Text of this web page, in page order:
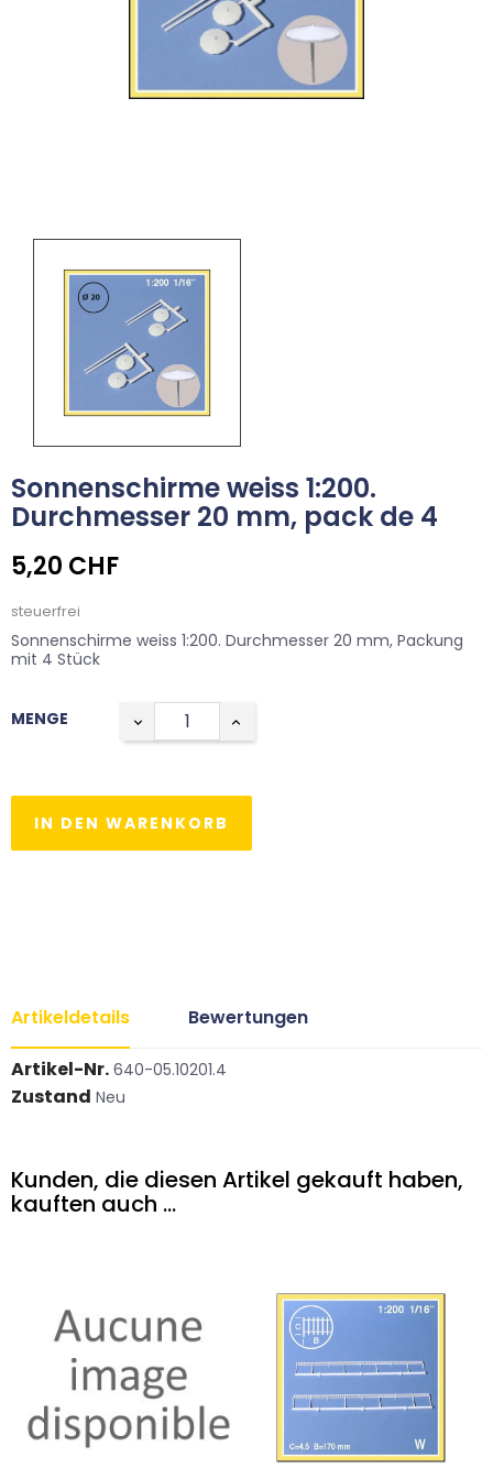
Sonnenschirme weiss 1:200.
Durchmesser 20 mm, pack de 4
5,20 CHF
steuerfrei
Sonnenschirme weiss 1:200. Durchmesser 20 mm, Packung
mit 4 Stück
MENGE
IN DEN WARENKORB
Artikeldetails Bewertungen
Artikel-Nr. 640-05.10201.4
Zustand Neu
Kunden, die diesen Artikel gekauft haben,
kauften auch ...